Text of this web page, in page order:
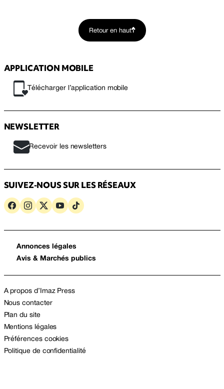
Retour en haut
APPLICATION MOBILE
Télécharger l’application mobile
NEWSLETTER
Recevoir les newsletters
SUIVEZ-NOUS SUR LES RÉSEAUX
Annonces légales
Avis & Marchés publics
A propos d’Imaz Press
Nous contacter
Plan du site
Mentions légales
Préférences cookies
Politique de confidentialité